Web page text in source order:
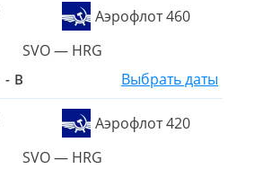
Аэрофлот 460
SVO — HRG
- В
Выбрать даты
Аэрофлот 420
SVO — HRG